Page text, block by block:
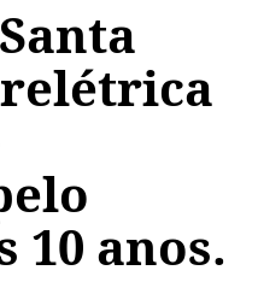
10 anos.